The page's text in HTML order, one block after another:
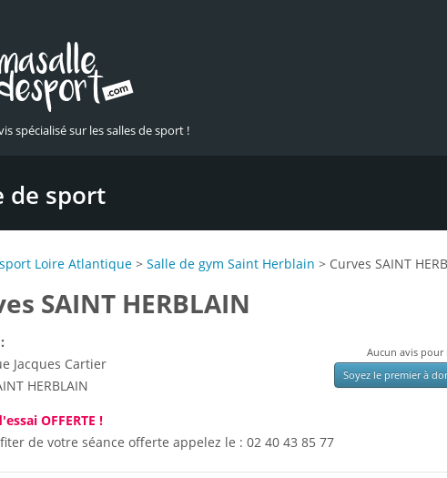
spécialisé sur les salles de sport !
de sport
Loire Atlantique > Salle de gym Saint Herblain > Curves SAINT
SAINT HERBLAIN
Aucun avis pour
Soyez le premier à
Jacques Cartier
HERBLAIN
OFFERTE !
de votre séance offerte appelez le : 02 40 43 85 77